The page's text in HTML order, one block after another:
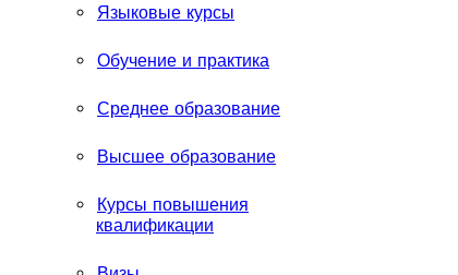
Языковые курсы
Обучение и практика
Среднее образование
Высшее образование
Курсы повышения
квалификации